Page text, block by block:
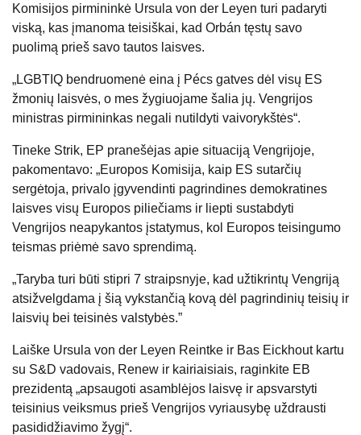
Komisijos pirmininkė Ursula von der Leyen turi padaryti
viską, kas įmanoma teisiškai, kad Orbán tęstų savo
puolimą prieš savo tautos laisves.
„LGBTIQ bendruomenė eina į Pécs gatves dėl visų ES
žmonių laisvės, o mes žygiuojame šalia jų. Vengrijos
ministras pirmininkas negali nutildyti vaivorykštės“.
Tineke Strik, EP pranešėjas apie situaciją Vengrijoje,
pakomentavo: „Europos Komisija, kaip ES sutarčių
sergėtoja, privalo įgyvendinti pagrindines demokratines
laisves visų Europos piliečiams ir liepti sustabdyti
Vengrijos neapykantos įstatymus, kol Europos teisingumo
teismas priėmė savo sprendimą.
„Taryba turi būti stipri 7 straipsnyje, kad užtikrintų Vengriją
atsižvelgdama į šią vykstančią kovą dėl pagrindinių teisių ir
laisvių bei teisinės valstybės.”
Laiške Ursula von der Leyen Reintke ir Bas Eickhout kartu
su S&D vadovais, Renew ir kairiaisiais, raginkite EB
prezidentą „apsaugoti asamblėjos laisvę ir apsvarstyti
teisinius veiksmus prieš Vengrijos vyriausybę uždrausti
pasididžiavimo žygį“.